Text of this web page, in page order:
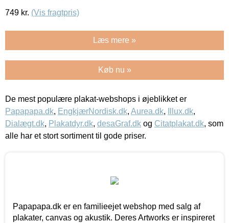
749 kr. (Vis fragtpris)
Læs mere »
Køb nu »
De mest populære plakat-webshops i øjeblikket er
Papapapa.dk, EngkjærNordisk.dk, Aurea.dk, Illux.dk,
Dialægt.dk, Plakatdyr.dk, desaGraf.dk og Citatplakat.dk, som
alle har et stort sortiment til gode priser.
Papapapa.dk er en familieejet webshop med salg af
plakater, canvas og akustik. Deres Artworks er inspireret